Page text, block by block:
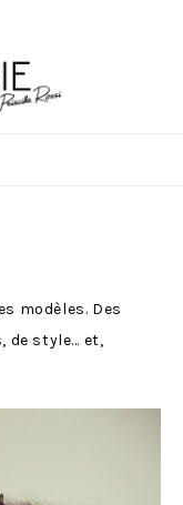
modèles. Des
de style… et,